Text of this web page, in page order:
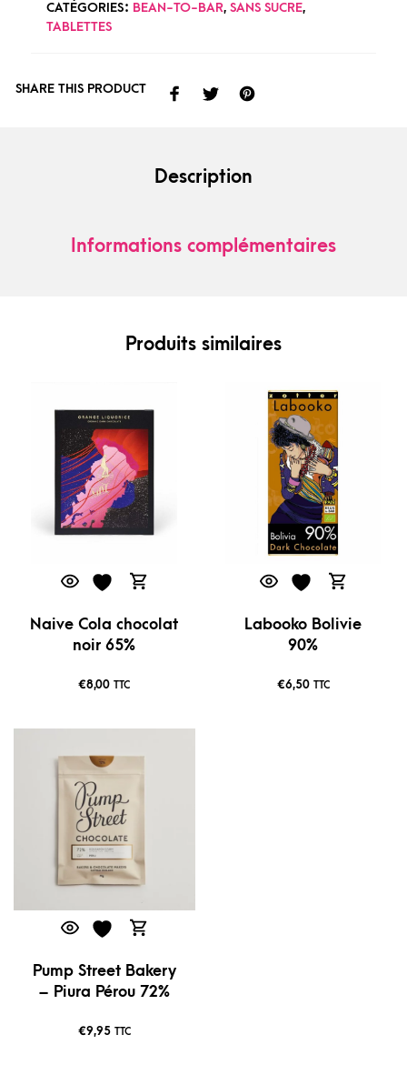
CATÉGORIES : BEAN-TO-BAR, SANS SUCRE,
TABLETTES
SHARE THIS PRODUCT
Description
Informations complémentaires
Produits similaires
Naive Cola chocolat
noir 65%
€8,00 TTC
Labooko Bolivie
90%
€6,50 TTC
Pump Street Bakery
– Piura Pérou 72%
€9,95 TTC